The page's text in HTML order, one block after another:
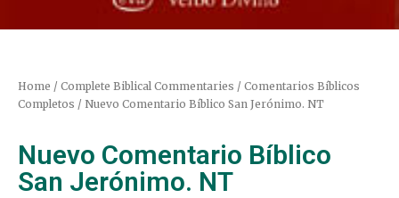
Home / Complete Biblical Commentaries / Comentarios Bíblicos
Completos / Nuevo Comentario Bíblico San Jerónimo. NT
Nuevo Comentario Bíblico
San Jerónimo. NT